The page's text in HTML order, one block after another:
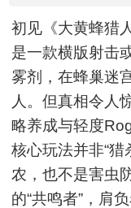
初见《大黄蜂猎
是一款横版射击
雾剂，在蜂巢迷
人。但真相令人
略养成与轻度
核心玩法并非“
农，也不是害虫
的“共鸣者”，肩